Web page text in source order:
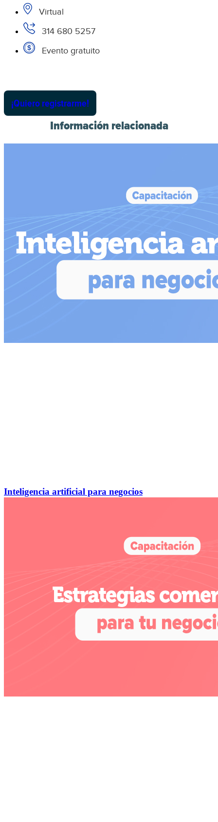
Virtual
314 680 5257
Evento gratuito
¡Quiero registrarme!
Información relacionada
Inteligencia artificial para negocios